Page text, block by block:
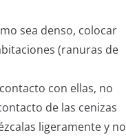
sea denso, colocar
(ranuras de
con ellas, no
de las cenizas
ligeramente y no